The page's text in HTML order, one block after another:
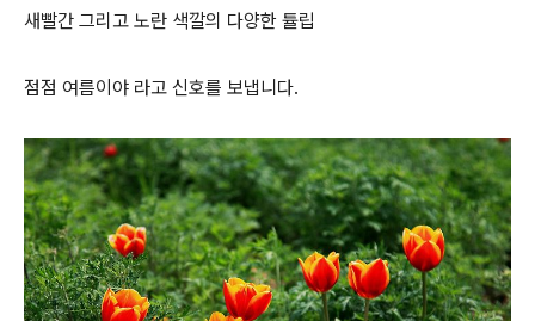
새빨간 그리고 노란 색깔의 다양한 튤립
점점 여름이야 라고 신호를 보냅니다.